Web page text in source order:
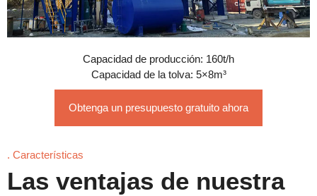
Capacidad de producción: 160t/h
Capacidad de la tolva: 5×8m³
Obtenga un presupuesto gratuito ahora
. Características
Las ventajas de nuestra